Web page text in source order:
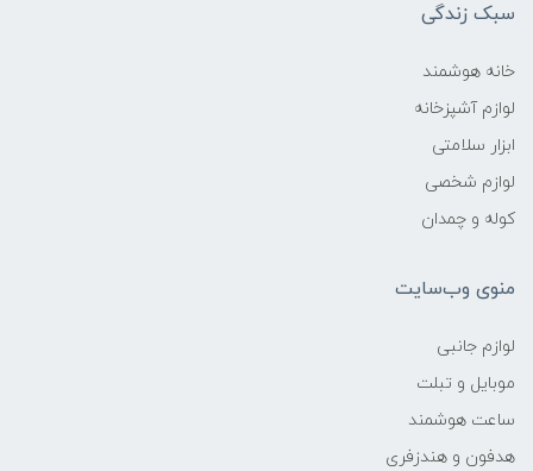
سبک زندگی
خانه هوشمند
لوازم آشپزخانه
ابزار سلامتی
لوازم شخصی
کوله و چمدان
منوی وب‌سایت
لوازم جانبی
موبایل و تبلت
ساعت هوشمند
هدفون و هندزفری